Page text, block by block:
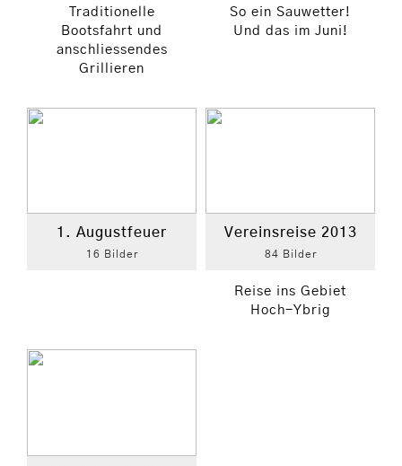
Traditionelle
Bootsfahrt und
anschliessendes
Grillieren
So ein Sauwetter!
Und das im Juni!
1. Augustfeuer
16 Bilder
Vereinsreise 2013
84 Bilder
Reise ins Gebiet
Hoch-Ybrig